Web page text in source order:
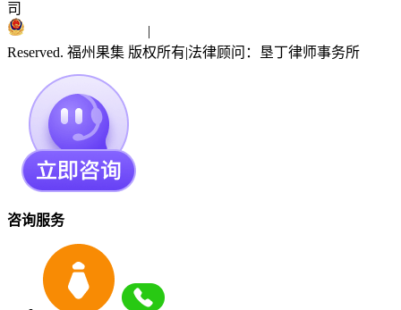
司
|
Reserved. 福州果集 版权所有|法律顾问：垦丁律师事务所
咨询服务